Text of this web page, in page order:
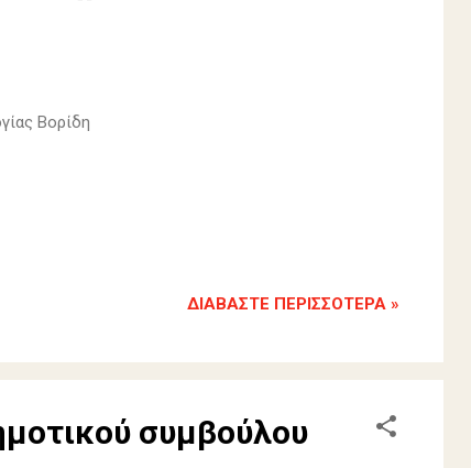
Βορίδη
ΔΙΑΒΆΣΤΕ ΠΕΡΙΣΣΌΤΕΡΑ »
συμβούλου